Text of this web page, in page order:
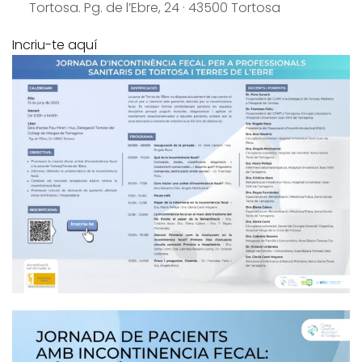
Tortosa. Pg. de l’Ebre, 24 · 43500 Tortosa
Incriu-te aquí